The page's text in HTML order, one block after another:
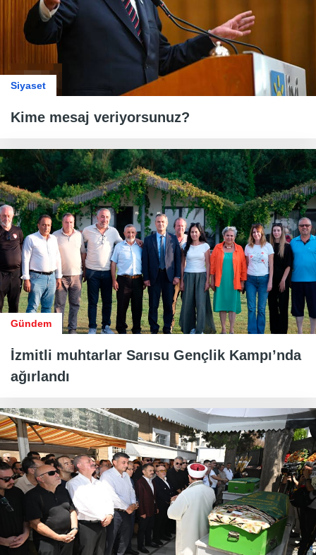
Siyaset
Kime mesaj veriyorsunuz?
Gündem
İzmitli muhtarlar Sarısu Gençlik Kampı’nda
ağırlandı